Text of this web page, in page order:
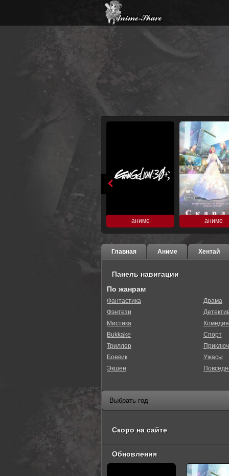
аниме аниме
Главная Аниме Хентай
Панель навигации
По жанрам
Фантастика
Фэнтези
Мистика
Bukkake
Триллер
Боевик
Экшен
Драма
Комедия
Спорт
Ужасы
Скоро на сайте
Обновления